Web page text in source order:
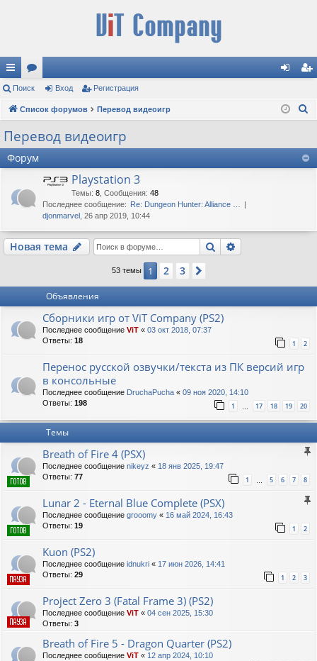
с
ы
лк
ор
ум д ис
ац
Поиск Вход Регистрация
Список форумов Перевод видеоигр
к
Перевод видеоигр
Форум
Playstation 3
Темы: 8 Сообщения: 48
Последнее сообщение: Re: Dungeon Hunter: Alliance …
djonmarvel , 26 апр 2019, 10:44
Новая тема Поиск
53 темы 1 2 3
Объявления
Сборники игр от ViT Company (PS2)
Последнее сообщение ViT « 03 окт 2018, 07:37
Ответы: 18 1 2
Перенос русской озвучки/текста из ПК версий игр
в консольные
Последнее сообщение DruchaPucha « 09 ноя 2020, 14:10
Ответы: 198 1 17 18 19 20
Темы
Breath of Fire 4 (PSX)
Последнее сообщение nikeyz « 18 янв 2025, 19:47
Ответы: 77 1 … 5 6 7 8
Lunar 2 - Eternal Blue Complete (PSX)
Последнее сообщение grooomy « 16 май 2024, 16:43
Ответы: 19 1 2
Kuon (PS2)
Последнее сообщение idnukri « 17 июн 2026, 14:41
Ответы: 29 1 2 3
Project Zero 3 (Fatal Frame 3) (PS2)
Последнее сообщение ViT « 04 сен 2025, 15:30
Ответы: 3
Breath of Fire 5 - Dragon Quarter (PS2)
Последнее сообщение ViT « 12 апр 2024, 10:10